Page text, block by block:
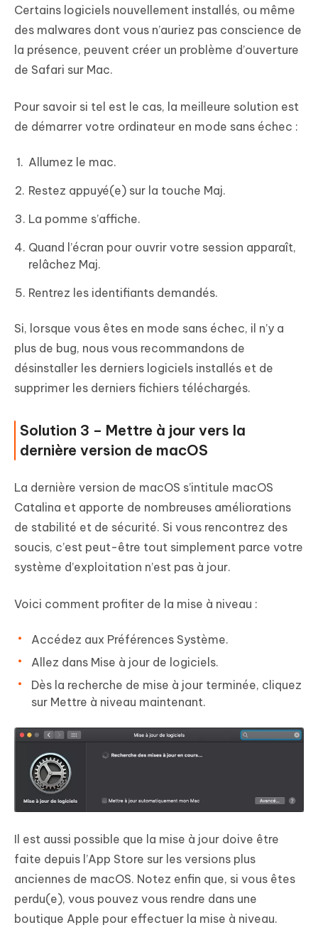
Certains logiciels nouvellement installés, ou même
des malwares dont vous n’auriez pas conscience de
la présence, peuvent créer un problème d’ouverture
de Safari sur Mac.
Pour savoir si tel est le cas, la meilleure solution est
de démarrer votre ordinateur en mode sans échec :
Allumez le mac.
Restez appuyé(e) sur la touche Maj.
La pomme s’affiche.
Quand l’écran pour ouvrir votre session apparaît,
relâchez Maj.
Rentrez les identifiants demandés.
Si, lorsque vous êtes en mode sans échec, il n’y a
plus de bug, nous vous recommandons de
désinstaller les derniers logiciels installés et de
supprimer les derniers fichiers téléchargés.
Solution 3 – Mettre à jour vers la
dernière version de macOS
La dernière version de macOS s’intitule macOS
Catalina et apporte de nombreuses améliorations
de stabilité et de sécurité. Si vous rencontrez des
soucis, c’est peut-être tout simplement parce votre
système d’exploitation n’est pas à jour.
Voici comment profiter de la mise à niveau :
Accédez aux Préférences Système.
Allez dans Mise à jour de logiciels.
Dès la recherche de mise à jour terminée, cliquez
sur Mettre à niveau maintenant.
Il est aussi possible que la mise à jour doive être
faite depuis l’App Store sur les versions plus
anciennes de macOS. Notez enfin que, si vous êtes
perdu(e), vous pouvez vous rendre dans une
boutique Apple pour effectuer la mise à niveau.